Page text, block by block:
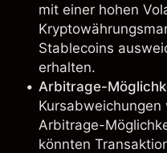
mit einer hohen
Stablecoins
erhalten.
Arbitrage-
Kursabweichungen
Arbitrage-
könnten